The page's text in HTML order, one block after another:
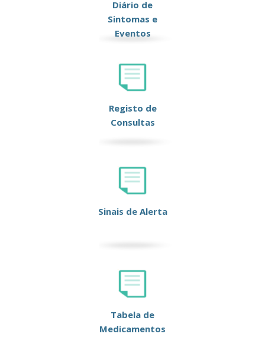
Diário de
Sintomas e
Eventos
Registo de
Consultas
Sinais de Alerta
Tabela de
Medicamentos